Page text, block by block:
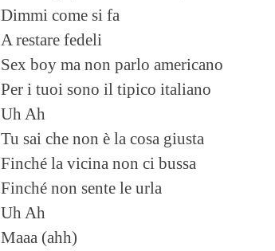
Dimmi come si fa
A restare fedeli
Sex boy ma non parlo americano
Per i tuoi sono il tipico italiano
Uh Ah
Tu sai che non è la cosa giusta
Finché la vicina non ci bussa
Finché non sente le urla
Uh Ah
Maaa (ahh)